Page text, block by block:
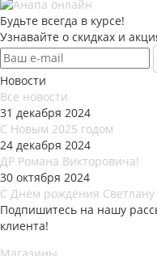
Будьте всегда в курсе!
Узнавайте о скидках и
Новости
Все новости
31 декабря 2024
С Новым 2025 годом
24 декабря 2024
ДР Романа Викторовича!
30 октября 2024
С Днем рождения
Подпишитесь на нашу
клиента!